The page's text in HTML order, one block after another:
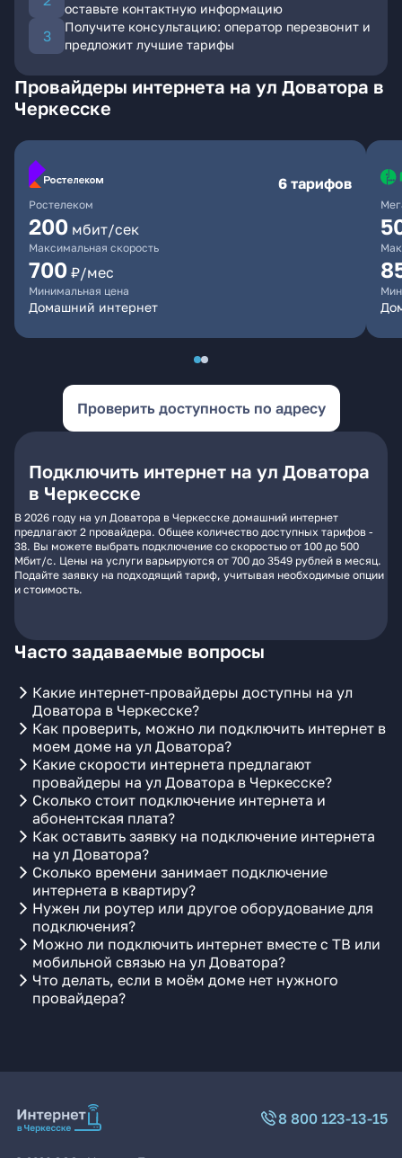
оставьте контактную информацию
Получите консультацию: оператор перезвонит и
предложит лучшие тарифы
Провайдеры интернета на ул Доватора в
Черкесске
Ростелеком
6 тарифов
200 мбит/сек
Максимальная скорость
700 ₽/мес
Минимальная цена
Домашний интернет
Проверить доступность по адресу
Подключить интернет на ул Доватора
в Черкесске
В 2026 году на ул Доватора в Черкесске домашний интернет
предлагают 2 провайдера. Общее количество доступных тарифов -
38. Вы можете выбрать подключение со скоростью от 100 до 500
Мбит/с. Цены на услуги варьируются от 700 до 3549 рублей в месяц.
Подайте заявку на подходящий тариф, учитывая необходимые опции
и стоимость.
Часто задаваемые вопросы
Какие интернет-провайдеры доступны на ул
Доватора в Черкесске?
Как проверить, можно ли подключить интернет в
моем доме на ул Доватора?
Какие скорости интернета предлагают
провайдеры на ул Доватора в Черкесске?
Сколько стоит подключение интернета и
абонентская плата?
Как оставить заявку на подключение интернета
на ул Доватора?
Сколько времени занимает подключение
интернета в квартиру?
Нужен ли роутер или другое оборудование для
подключения?
Можно ли подключить интернет вместе с ТВ или
мобильной связью на ул Доватора?
Что делать, если в моём доме нет нужного
провайдера?
8 800 123-13-15